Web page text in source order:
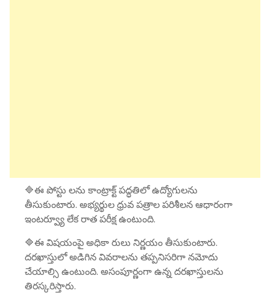
🔷ఈ పోస్టు లను కాంట్రాక్ట్ పద్ధతిలో ఉద్యోగులను
తీసుకుంటారు. అభ్యర్థుల ధ్రువ పత్రాల పరిశీలన ఆధారంగా
ఇంటర్వ్యూ లేక రాత పరీక్ష ఉంటుంది.
🔷ఈ విషయంపై అధికా రులు నిర్ణయం తీసుకుంటారు.
దరఖాస్తులో అడిగిన వివరాలను తప్పనిసరిగా నమోదు
చేయాల్సి ఉంటుంది. అసంపూర్ణంగా ఉన్న దరఖాస్తులను
తిరస్కరిస్తారు.